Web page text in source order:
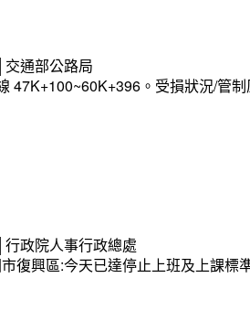
通部公路局
47K+100~60K+396。受損狀況/管
政院人事行政總處
復興區:今天已達停止上班及上課